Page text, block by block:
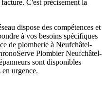
C'est précisément la
dispose des compétences et
à vos besoins spécifiques
de plomberie à Neufchâtel-
Plombier Neufchâtel-
sont disponibles
urgence.